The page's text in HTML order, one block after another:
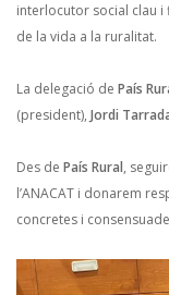
interlocutor social clau i
de la vida a la ruralitat.
La delegació de País
(president), Jordi
Des de País Rural,
l’ANACAT i donarem
concretes i